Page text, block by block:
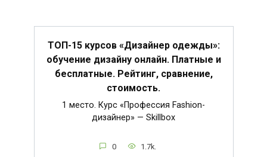
ТОП-15 курсов «Дизайнер одежды»:
обучение дизайну онлайн. Платные и
бесплатные. Рейтинг, сравнение,
стоимость.
1 место. Курс «Профессия Fashion-
дизайнер» — Skillbox
0 1.7k.